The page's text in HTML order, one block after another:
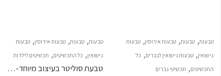
טבעות, טבעות, טבעות אירוסין, טבעות
נישואין, טבעות נישואין לגברים, כל
התכשיטים, תכשיטי גברים
טבעות, טבעות, טבעות אירוסין, טבעות
נישואין, כל התכשיטים, תכשיטים לילדות
טבעת סוליטר בעיצוב מיוחד- 6 יהלומים